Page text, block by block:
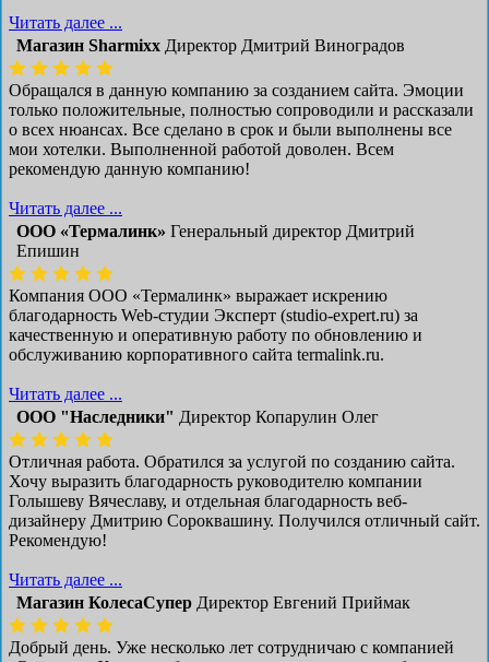
Читать далее ...
Магазин Sharmixx Директор Дмитрий Виноградов
Обращался в данную компанию за созданием сайта. Эмоции
только положительные, полностью сопроводили и рассказали
о всех нюансах. Все сделано в срок и были выполнены все
мои хотелки. Выполненной работой доволен. Всем
рекомендую данную компанию!
Читать далее ...
ООО «Термалинк» Генеральный директор Дмитрий
Епишин
Компания ООО «Термалинк» выражает искрению
благодарность Web-студии Эксперт (studio-expert.ru) за
качественную и оперативную работу по обновлению и
обслуживанию корпоративного сайта termalink.ru.
Читать далее ...
ООО "Наследники" Директор Копарулин Олег
Отличная работа. Обратился за услугой по созданию сайта.
Хочу выразить благодарность руководителю компании
Голышеву Вячеславу, и отдельная благодарность веб-
дизайнеру Дмитрию Сороквашину. Получился отличный сайт.
Рекомендую!
Читать далее ...
Магазин КолесаСупер Директор ​Евгений Приймак
Добрый день. Уже несколько лет сотрудничаю с компанией